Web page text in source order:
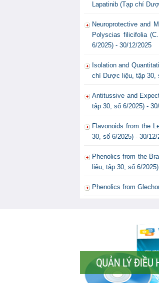
Lapatinib (Tạp chí
Neuroprotective and
Polyscias filicifolia
6/2025) - 30/12/2025
Isolation and
chí Dược liệu, tập 30,
Antitussive and
tập 30, số 6/2025) -
Flavonoids from the
30, số 6/2025) - 30/12/
Phenolics from the
liệu, tập 30, số 6/
Phenolics from